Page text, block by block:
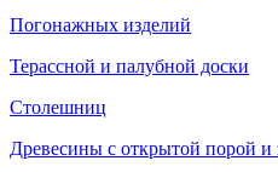
Погонажных изделий
Терассной и палубной доски
Столешниц
Древесины с открытой порой и